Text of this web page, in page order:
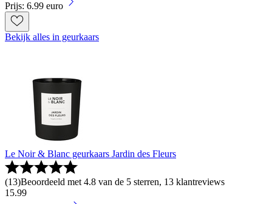
Prijs: 6.99 euro
Bekijk alles in geurkaars
Le Noir & Blanc geurkaars Jardin des Fleurs
(13)Beoordeeld met 4.8 van de 5 sterren, 13 klantreviews
15.99